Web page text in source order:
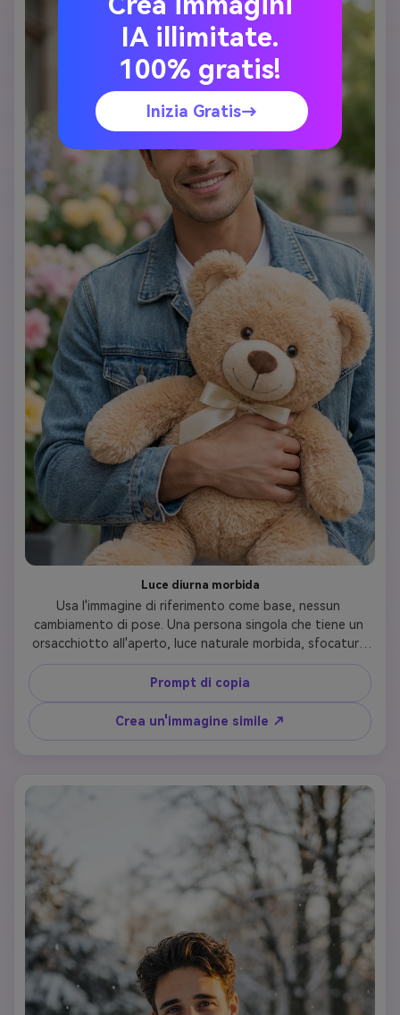
Luce diurna morbida
Usa l'immagine di riferimento come base, nessun
cambiamento di pose. Una persona singola che tiene un
orsacchiotto all'aperto, luce naturale morbida, sfocatura
delicata di sfondo, toni pastello, fresco e romantico
Teddy Day sensazione, fotografia realistica
Prompt di copia
Crea un'immagine simile ↗
IA illimitate.
100% gratis!
Inizia Gratis→